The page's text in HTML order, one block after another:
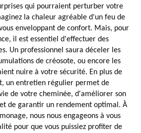
qui pourraient perturber votre
la chaleur agréable d'un feu de
enveloppant de confort. Mais, pour
il est essentiel d'effectuer des
Un professionnel saura déceler les
de créosote, ou encore les
nuire à votre sécurité. En plus de
un entretien régulier permet de
de votre cheminée, d'améliorer son
de garantir un rendement optimal. À
nous nous engageons à vous
pour que vous puissiez profiter de